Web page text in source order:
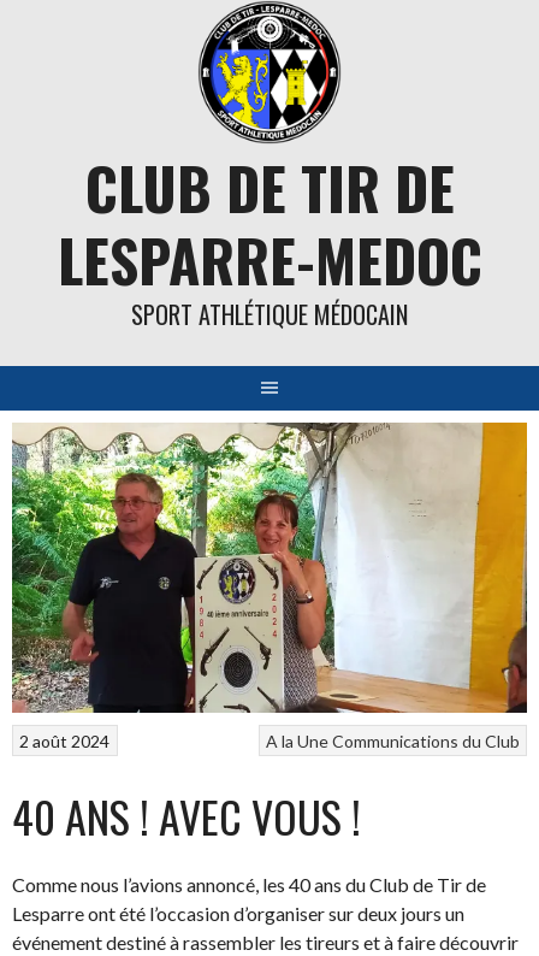
CLUB DE TIR DE
LESPARRE-MEDOC
SPORT ATHLÉTIQUE MÉDOCAIN
A la UneCommunications du Club
2 août 2024
40 ANS ! AVEC VOUS !
Comme nous l’avions annoncé, les 40 ans du Club de Tir de
Lesparre ont été l’occasion d’organiser sur deux jours un
événement destiné à rassembler les tireurs et à faire découvrir